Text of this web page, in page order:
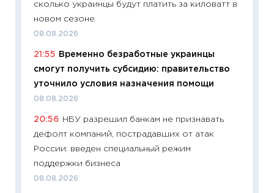
сколько украинцы будут платить за киловатт в
новом сезоне
08.08.2026
21:55
Временно безработные украинцы
смогут получить субсидию: правительство
уточнило условия назначения помощи
08.08.2026
20:56
НБУ разрешил банкам не признавать
дефолт компаний, пострадавших от атак
России: введен специальный режим
поддержки бизнеса
08.08.2026